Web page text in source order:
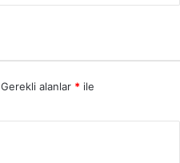
Gerekli alanlar * ile